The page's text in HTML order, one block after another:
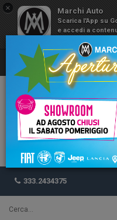
× Marchi Auto
Scarica l'App su
e accedi a
333.2434375